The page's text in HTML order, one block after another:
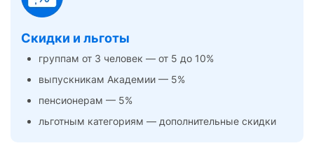
Скидки и льготы
группам от 3 человек — от 5 до 10%
выпускникам Академии — 5%
пенсионерам — 5%
льготным категориям — дополнительные скидки